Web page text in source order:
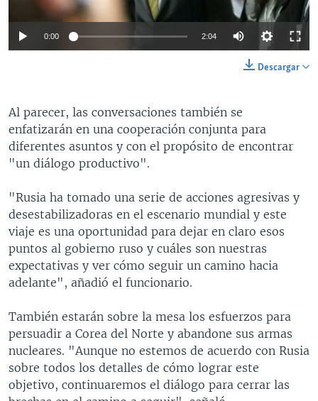
0:00 2:04
Descargar
Al parecer, las conversaciones también se
enfatizarán en una cooperación conjunta para
diferentes asuntos y con el propósito de encontrar
"un diálogo productivo".
"Rusia ha tomado una serie de acciones agresivas y
desestabilizadoras en el escenario mundial y este
viaje es una oportunidad para dejar en claro esos
puntos al gobierno ruso y cuáles son nuestras
expectativas y ver cómo seguir un camino hacia
adelante", añadió el funcionario.
También estarán sobre la mesa los esfuerzos para
persuadir a Corea del Norte y abandone sus armas
nucleares. "Aunque no estemos de acuerdo con Rusia
sobre todos los detalles de cómo lograr este
objetivo, continuaremos el diálogo para cerrar las